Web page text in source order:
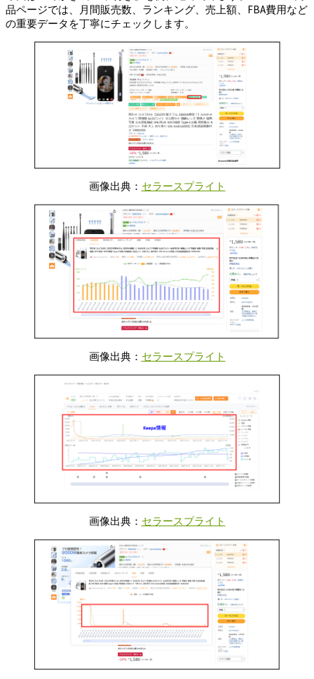
品ページでは、月間販売数、ランキング、売上額、FBA費用など
の重要データを丁寧にチェックします。
画像出典： セラースプライト
画像出典： セラースプライト
画像出典： セラースプライト